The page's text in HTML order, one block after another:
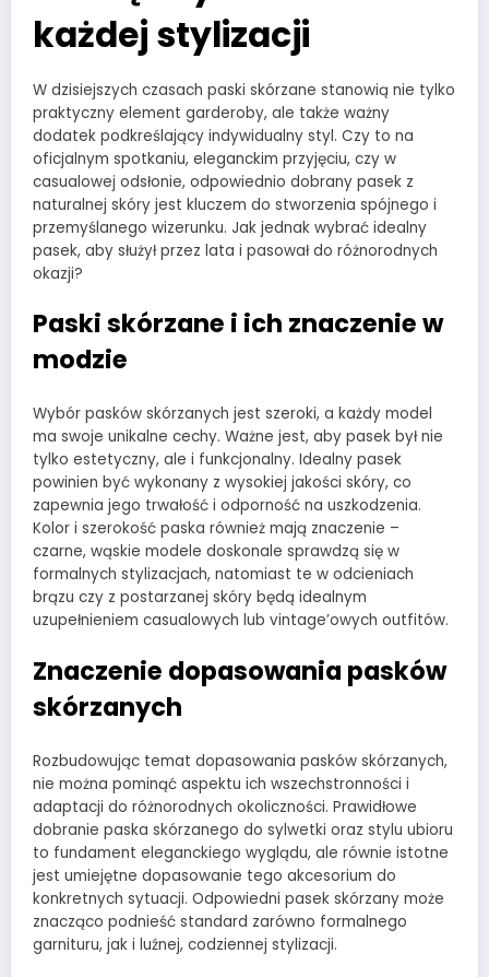
każdej stylizacji
W dzisiejszych czasach paski skórzane stanowią nie tylko
praktyczny element garderoby, ale także ważny
dodatek podkreślający indywidualny styl. Czy to na
oficjalnym spotkaniu, eleganckim przyjęciu, czy w
casualowej odsłonie, odpowiednio dobrany pasek z
naturalnej skóry jest kluczem do stworzenia spójnego i
przemyślanego wizerunku. Jak jednak wybrać idealny
pasek, aby służył przez lata i pasował do różnorodnych
okazji?
Paski skórzane i ich znaczenie w
modzie
Wybór pasków skórzanych jest szeroki, a każdy model
ma swoje unikalne cechy. Ważne jest, aby pasek był nie
tylko estetyczny, ale i funkcjonalny. Idealny pasek
powinien być wykonany z wysokiej jakości skóry, co
zapewnia jego trwałość i odporność na uszkodzenia.
Kolor i szerokość paska również mają znaczenie –
czarne, wąskie modele doskonale sprawdzą się w
formalnych stylizacjach, natomiast te w odcieniach
brązu czy z postarzanej skóry będą idealnym
uzupełnieniem casualowych lub vintage’owych outfitów.
Znaczenie dopasowania pasków
skórzanych
Rozbudowując temat dopasowania pasków skórzanych,
nie można pominąć aspektu ich wszechstronności i
adaptacji do różnorodnych okoliczności. Prawidłowe
dobranie paska skórzanego do sylwetki oraz stylu ubioru
to fundament eleganckiego wyglądu, ale równie istotne
jest umiejętne dopasowanie tego akcesorium do
konkretnych sytuacji. Odpowiedni pasek skórzany może
znacząco podnieść standard zarówno formalnego
garnituru, jak i luźnej, codziennej stylizacji.